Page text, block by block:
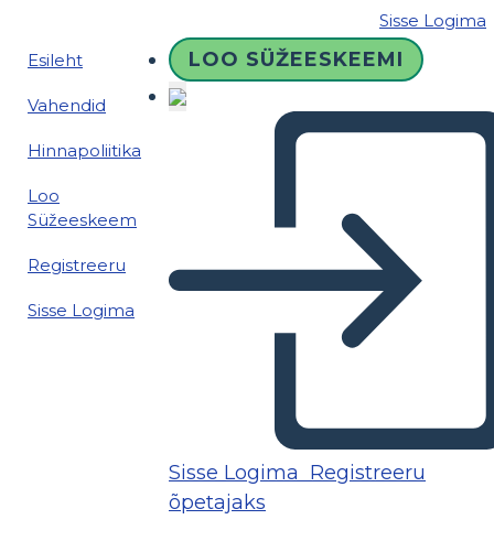
Sisse Logima
Esileht
Vahendid
Hinnapoliitika
Loo
Süžeeskeem
Registreeru
Sisse Logima
LOO SÜŽEESKEEMI
Sisse Logima Registreeru
õpetajaks